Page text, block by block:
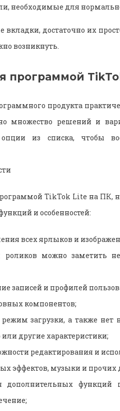
необходимые для
вкладки, достаточно их
возникнуть.
программой
продукта
множество решений и
из списка, чтобы
TikTok Lite на ПК,
и особенностей:
всех ярлыков и
можно заметить
записей и профилей
компонентов;
загрузки, а также
другие характеристики;
редактирования и
эффектов, музыки и прочих
дополнительных функций